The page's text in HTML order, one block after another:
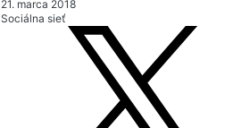
21. marca 2018
Sociálna sieť